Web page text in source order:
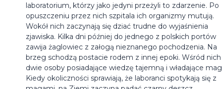
laboratorium, którzy jako jedyni przeżyli to zdarzenie. Po
opuszczeniu przez nich szpitala ich organizmy mutują.
Wokół nich zaczynają się dziać trudne do wyjaśnienia
zjawiska. Kilka dni później do jednego z polskich portów
zawija żaglowiec z załogą nieznanego pochodzenia. Na
brzeg schodzą postacie rodem z innej epoki. Wśród nich
dwie osoby posiadające wiedzę tajemną i władające
Kiedy okoliczności sprawiają, że laboranci spotykają się z